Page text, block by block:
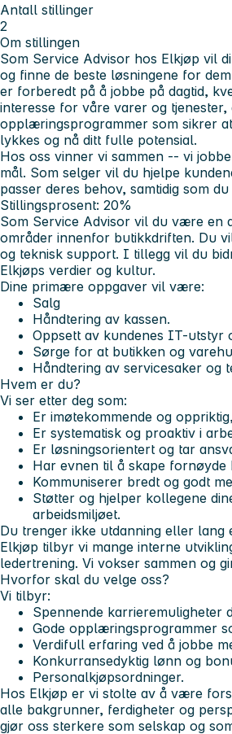
Antall stillinger
2
Om stillingen
Som Service Advisor hos Elkjøp vil
og finne de beste løsningene for
er forberedt på å jobbe på dagtid,
interesse for våre varer og
opplæringsprogrammer som sikrer
lykkes og nå ditt fulle potensial.
Hos oss vinner vi sammen -- vi
mål. Som selger vil du hjelpe
passer deres behov, samtidig som
Stillingsprosent: 20%
Som Service Advisor vil du være en
områder innenfor butikkdriften. Du
og teknisk support. I tillegg vil du
Elkjøps verdier og kultur.
Dine primære oppgaver vil være:
Salg
Håndtering av kassen.
Oppsett av kundenes IT-utstyr
Sørge for at butikken og
Håndtering av servicesaker og
Hvem er du?
Vi ser etter deg som:
Er imøtekommende og
Er systematisk og proaktiv i
Er løsningsorientert og tar
Har evnen til å skape
Kommuniserer bredt og godt
Støtter og hjelper kollegene
arbeidsmiljøet.
Du trenger ikke utdanning eller
Elkjøp tilbyr vi mange interne
ledertrening. Vi vokser sammen og
Hvorfor skal du velge oss?
Vi tilbyr:
Spennende karrieremuligheter
Gode opplæringsprogrammer
Verdifull erfaring ved å jobbe
Konkurransedyktig lønn og
Personalkjøpsordninger.
Hos Elkjøp er vi stolte av å være
alle bakgrunner, ferdigheter og
gjør oss sterkere som selskap og